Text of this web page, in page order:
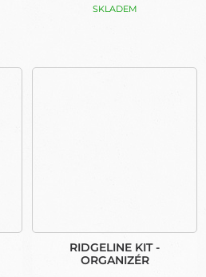
SKLADEM
RIDGELINE KIT -
ORGANIZÉR